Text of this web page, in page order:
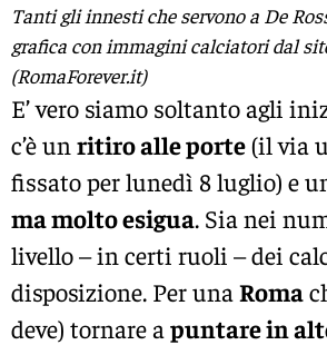
Tanti gli innesti che servono a De
grafica con immagini calciatori dal
(RomaForever.it)
E’ vero siamo soltanto agli
c’è un ritiro alle porte(il via
fissato per lunedì 8 luglio) e
ma molto esigua. Sia nei
livello – in certi ruoli – dei
disposizione. Per una Roma
deve) tornare a puntare in